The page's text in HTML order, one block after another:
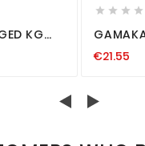
KG
2
   
HAKEN
€21.55